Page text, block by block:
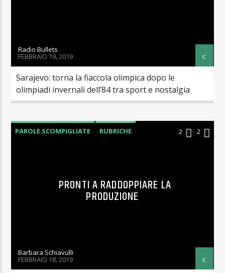
Radio Bullets
FEBBRAIO 19, 2019
Sarajevo: torna la fiaccola olimpica dopo le
olimpiadi invernali dell’84 tra sport e nostalgia
PAROLE SCOMPIGLIATE RUBRICHE 2 2
PRONTI A RADDOPPIARE LA
PRODUZIONE
Barbara Schiavulli
FEBBRAIO 18, 2019